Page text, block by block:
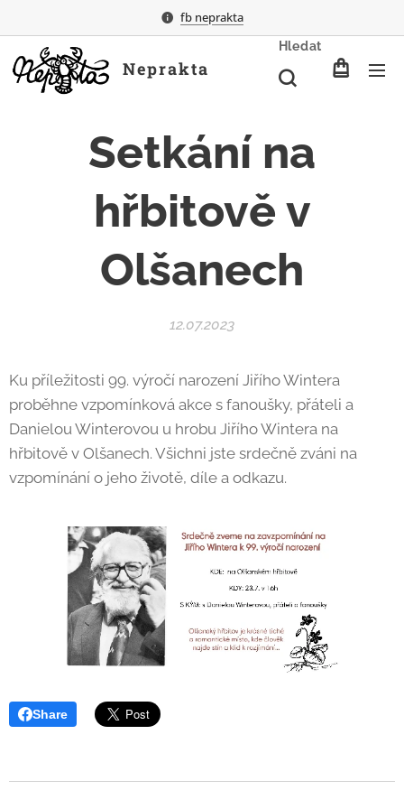
fb neprakta
Neprakta
Hledat
Setkání na
hřbitově v
Olšanech
12.07.2023
Ku příležitosti 99. výročí narození Jiřího Wintera
proběhne vzpomínková akce s fanoušky, přáteli a
Danielou Winterovou u hrobu Jiřího Wintera na
hřbitově v Olšanech. Všichni jste srdečně zváni na
vzpomínání o jeho životě, díle a odkazu.
Share